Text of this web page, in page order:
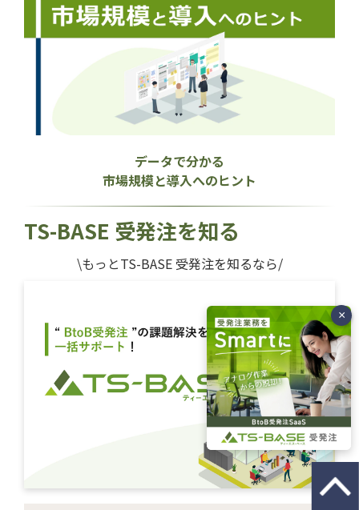
データで分かる
市場規模と導入へのヒント
TS-BASE 受発注を知る
\もっとTS-BASE 受発注を知るなら/